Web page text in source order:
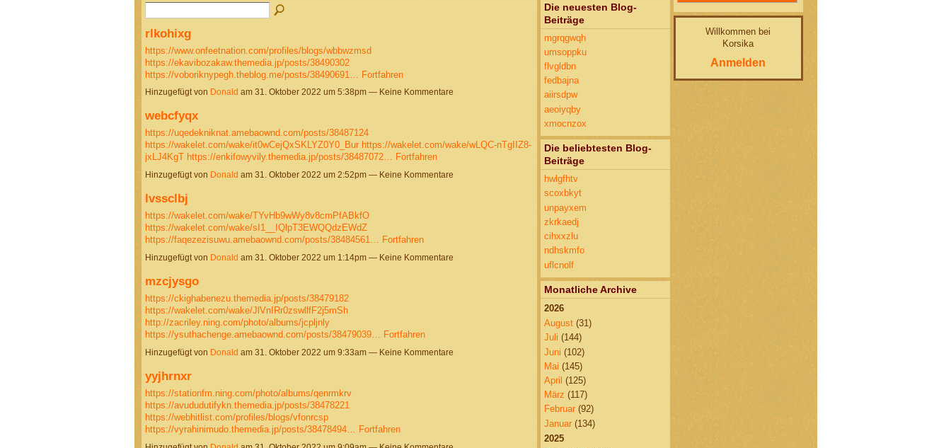
rlkohixg
https://www.onfeetnation.com/profiles/blogs/wbbwzmsd
https://ekavibozakaw.themedia.jp/posts/38490302
https://voboriknypegh.theblog.me/posts/38490691…
Fortfahren
Hinzugefügt von Donald am 31. Oktober 2022 um 5:38pm — Keine Kommentare
webcfyqx
https://uqedekniknat.amebaownd.com/posts/38487124
https://wakelet.com/wake/it0wCejQxSKLYZ0Y0_Bur https://wakelet.com/wake/wLQC-nTgIIZ8-
jxLJ4KgT https://enkifowyvily.themedia.jp/posts/38487072… Fortfahren
Hinzugefügt von Donald am 31. Oktober 2022 um 2:52pm — Keine Kommentare
lvssclbj
https://wakelet.com/wake/TYvHb9wWy8v8cmPfABkfO
https://wakelet.com/wake/sI1__IQlpT3EWQQdzEWdZ
https://faqezezisuwu.amebaownd.com/posts/38484561… Fortfahren
Hinzugefügt von Donald am 31. Oktober 2022 um 1:14pm — Keine Kommentare
mzcjysgo
https://ckighabenezu.themedia.jp/posts/38479182
https://wakelet.com/wake/JlVnIRr0zswllfF2j5mSh
http://zacriley.ning.com/photo/albums/jcpljnly
https://ysuthachenge.amebaownd.com/posts/38479039… Fortfahren
Hinzugefügt von Donald am 31. Oktober 2022 um 9:33am — Keine Kommentare
yyjhrnxr
https://stationfm.ning.com/photo/albums/qenrmkrv
https://avududutifykn.themedia.jp/posts/38478221
https://webhitlist.com/profiles/blogs/vfonrcsp
https://vyrahinimudo.themedia.jp/posts/38478494… Fortfahren
Die neuesten Blog-
Beiträge
mgrqgwqh
umsoppku
flvgldbn
fedbajna
aiirsdpw
aeoiyqby
xmocnzox
Die beliebtesten Blog-
Beiträge
hwlgfhtv
scoxbkyt
unpayxem
zkrkaedj
cihxxzlu
ndhskmfo
uflcnolf
Monatliche Archive
2026
August(31)
Juli (144)
Juni (102)
Mai (145)
April (125)
März (117)
Februar(92)
Januar(134)
2025
Willkommen bei
Korsika
Anmelden